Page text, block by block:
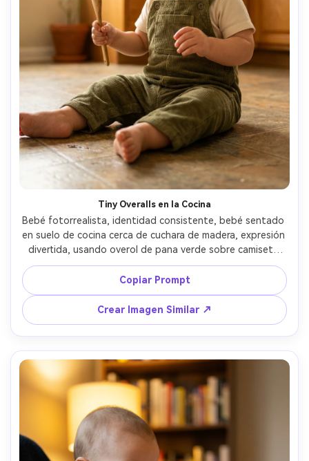
Tiny Overalls en la Cocina
Bebé fotorrealista, identidad consistente, bebé sentado
en suelo de cocina cerca de cuchara de madera, expresión
divertida, usando overol de pana verde sobre camiseta
crema, fondo: gabinetes de cocina soleados difuminados,
luz de ventana de la mañana, Sony A7IV, 35mm f/1.8,
composición espontánea de ángulo bajo, tonos cálidos,
textura realista de pana, ambiente documental de vida
familiar, enfoque nítido --ar 4:5
Copiar Prompt
Crear Imagen Similar ↗